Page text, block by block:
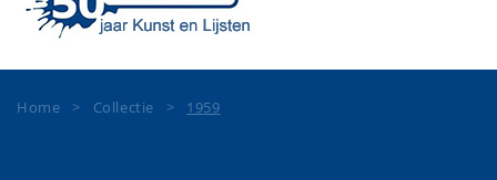
Home > Collectie > 1959